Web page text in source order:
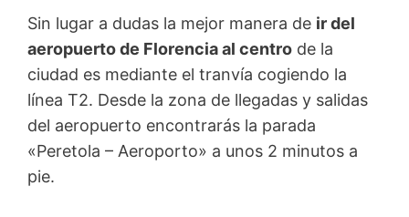
Sin lugar a dudas la mejor manera de ir del
aeropuerto de Florencia al centro de la
ciudad es mediante el tranvía cogiendo la
línea T2. Desde la zona de llegadas y salidas
del aeropuerto encontrarás la parada
«Peretola – Aeroporto» a unos 2 minutos a
pie.